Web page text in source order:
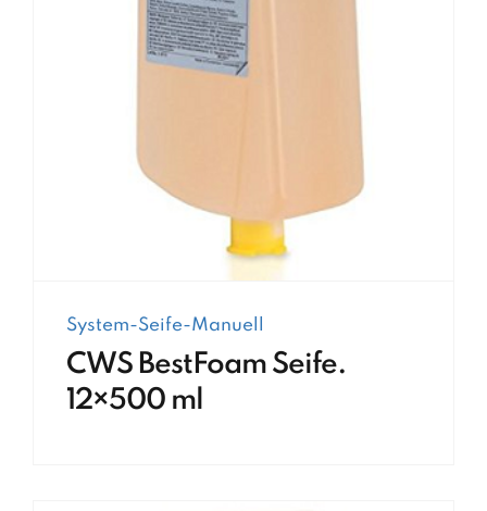
System-Seife-Manuell
CWS BestFoam Seife.
12×500 ml